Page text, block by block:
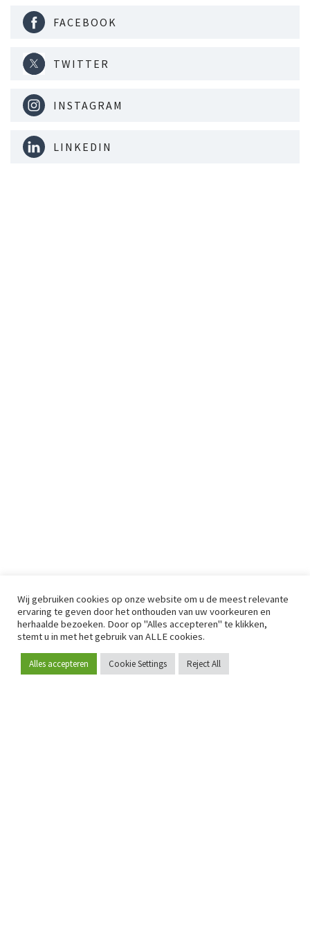
Word lid
FACEBOOK
TWITTER
INSTAGRAM
LINKEDIN
Wij gebruiken cookies op onze website om u de meest relevante
ervaring te geven door het onthouden van uw voorkeuren en
herhaalde bezoeken. Door op "Alles accepteren" te klikken,
stemt u in met het gebruik van ALLE cookies.
Alles accepteren Cookie Settings Reject All